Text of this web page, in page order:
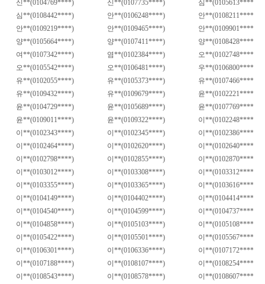
신**(0104769****) 신**(0107735****) 심**(0105613****)
심**(0108442****) 안**(0106248****) 안**(0108211****)
안**(0109219****) 안**(0109465****) 안**(0109901****)
양**(0105664****) 양**(0107411****) 양**(0108428****)
여**(0107342****) 염**(0102384****) 오**(0102748****)
오**(0105542****) 오**(0106481****) 우**(0106800****)
유**(0102055****) 유**(0105373****) 유**(0107466****)
유**(0109432****) 유**(0109679****) 윤**(0102221****)
윤**(0104729****) 윤**(0105689****) 윤**(0107769****)
윤**(0109011****) 윤**(0109322****) 이 **(0102248****)
이 **(0102343****) 이 **(0102345****) 이 **(0102386****)
이 **(0102464****) 이 **(0102620****) 이 **(0102640****)
이 **(0102798****) 이 **(0102855****) 이 **(0102870****)
이 **(0103012****) 이 **(0103308****) 이 **(0103312****)
이 **(0103355****) 이 **(0103365****) 이 **(0103616****)
이 **(0104149****) 이 **(0104402****) 이 **(0104414****)
이 **(0104540****) 이 **(0104599****) 이 **(0104737****)
이 **(0104858****) 이 **(0105103****) 이 **(0105108****)
이 **(0105422****) 이 **(0105501****) 이 **(0105567****)
이 **(0106301****) 이 **(0106336****) 이 **(0107172****)
이 **(0107188****) 이 **(0108107****) 이 **(0108254****)
이 **(0108543****) 이 **(0108578****) 이 **(0108607****)